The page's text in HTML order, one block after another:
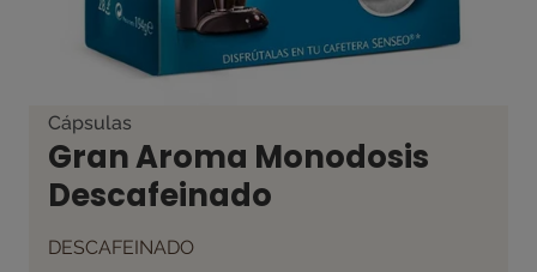
Cápsulas
Gran Aroma Monodosis
Descafeinado
DESCAFEINADO